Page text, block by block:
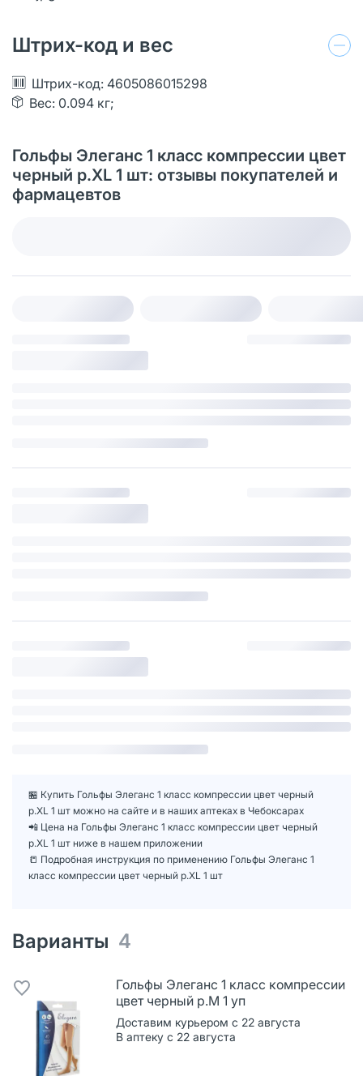
Штрих-код и вес
Штрих-код: 4605086015298
Вес: 0.094 кг;
Гольфы Элеганс 1 класс компрессии цвет
черный р.XL 1 шт: отзывы покупателей и
фармацевтов
🏪 Купить Гольфы Элеганс 1 класс компрессии цвет черный
р.XL 1 шт можно на сайте и в наших аптеках в Чебоксарах
📲 Цена на Гольфы Элеганс 1 класс компрессии цвет черный
р.XL 1 шт ниже в нашем приложении
📒 Подробная инструкция по применению Гольфы Элеганс 1
класс компрессии цвет черный р.XL 1 шт
Варианты 4
Гольфы Элеганс 1 класс компрессии
цвет черный р.M 1 уп
Доставим курьером с 22 августа
В аптеку с 22 августа